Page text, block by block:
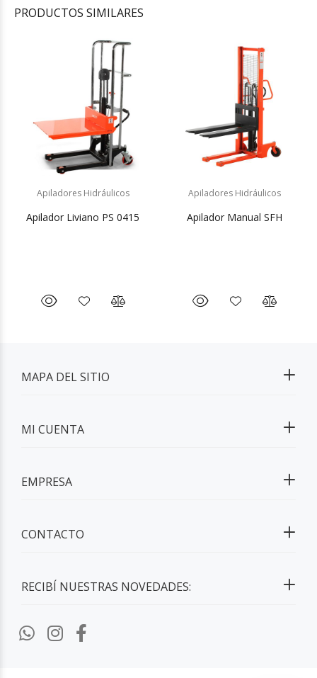
PRODUCTOS SIMILARES
Apiladores Hidráulicos
Apilador Liviano PS 0415
Apiladores Hidráulicos
Apilador Manual SFH
RECIBÍ NUESTRAS NOVEDADES:
MAPA DEL SITIO
MI CUENTA
EMPRESA
CONTACTO